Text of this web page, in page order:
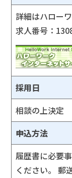
詳細はハロー
求人番号：
採用日
相談の上決定
申込方法
履歴書に必要
ください。 郵